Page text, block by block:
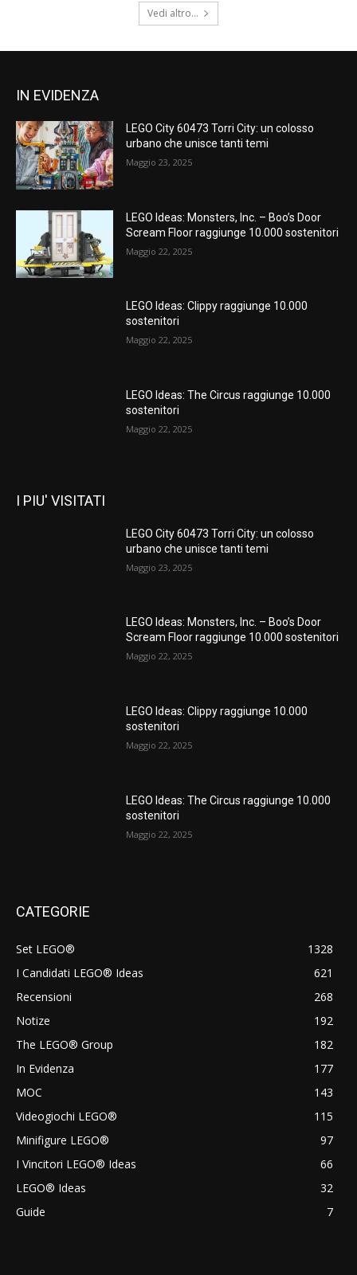
Vedi altro...
IN EVIDENZA
LEGO City 60473 Torri City: un colosso
urbano che unisce tanti temi
Maggio 23, 2025
LEGO Ideas: Monsters, Inc. – Boo’s Door
Scream Floor raggiunge 10.000 sostenitori
Maggio 22, 2025
LEGO Ideas: Clippy raggiunge 10.000
sostenitori
Maggio 22, 2025
LEGO Ideas: The Circus raggiunge 10.000
sostenitori
Maggio 22, 2025
I PIU' VISITATI
LEGO City 60473 Torri City: un colosso
urbano che unisce tanti temi
Maggio 23, 2025
LEGO Ideas: Monsters, Inc. – Boo’s Door
Scream Floor raggiunge 10.000 sostenitori
Maggio 22, 2025
LEGO Ideas: Clippy raggiunge 10.000
sostenitori
Maggio 22, 2025
LEGO Ideas: The Circus raggiunge 10.000
sostenitori
Maggio 22, 2025
CATEGORIE
Set LEGO®
1328
I Candidati LEGO® Ideas
621
Recensioni
268
Notize
192
The LEGO® Group
182
In Evidenza
177
MOC
143
Videogiochi LEGO®
115
Minifigure LEGO®
97
I Vincitori LEGO® Ideas
66
LEGO® Ideas
32
Guide
7